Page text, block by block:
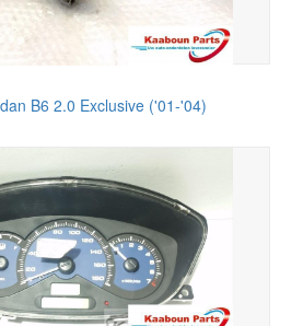
B6 2.0 Exclusive ('01-'04)